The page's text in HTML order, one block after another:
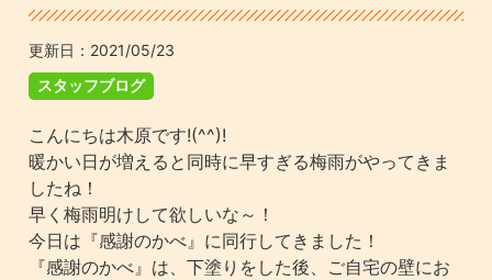
更新日： 2021/05/23
スタッフブログ
こんにちは木原です!(^^)!
暖かい日が増えると同時に早すぎる梅雨がやってきま
したね！
早く梅雨明けして欲しいな～！
今日は『感謝のかべ』に同行してきました！
『感謝のかべ』は、下塗りをした後、ご自宅の壁にお